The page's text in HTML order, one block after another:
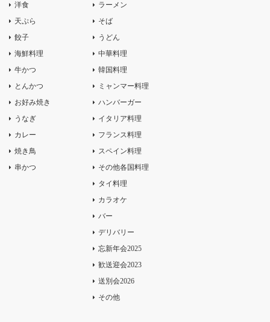
洋食
天ぷら
餃子
海鮮料理
牛かつ
とんかつ
お好み焼き
うなぎ
カレー
焼き鳥
串かつ
ラーメン
そば
うどん
中華料理
韓国料理
ミャンマー料理
ハンバーガー
イタリア料理
フランス料理
スペイン料理
その他各国料理
タイ料理
カラオケ
バー
デリバリー
忘新年会2025
歓送迎会2023
送別会2026
その他